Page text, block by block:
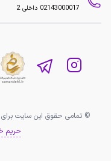
02143000017 داخلی 2
© تمامی حقوق این سایت
حریم